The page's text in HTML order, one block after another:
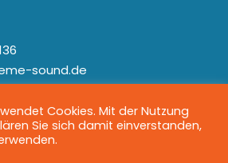
sound.de
Cookies. Mit der Nutzung
Sie sich damit einverstanden,